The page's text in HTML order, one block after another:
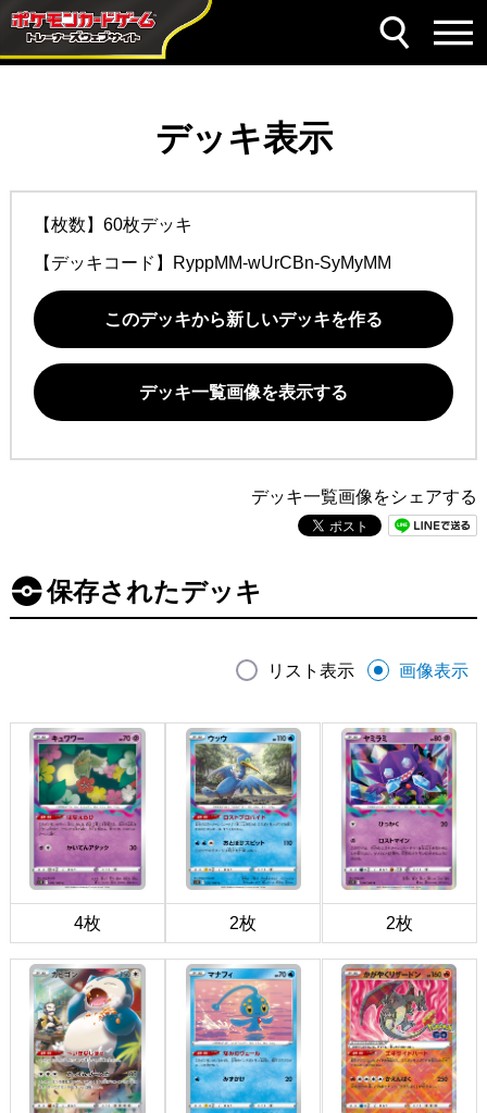
デッキ表示
【枚数】60枚デッキ
【デッキコード】 RyppMM-wUrCBn-SyMyMM
このデッキから新しいデッキを作る
デッキ一覧画像を表示する
デッキ一覧画像をシェアする
保存されたデッキ
リスト表示 画像表示
4枚 2枚 2枚